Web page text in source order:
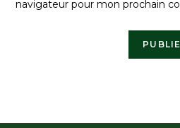
navigateur pour mon prochain